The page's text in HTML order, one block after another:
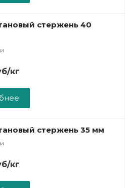
стержень 40
/кг
стержень 35 мм
/кг